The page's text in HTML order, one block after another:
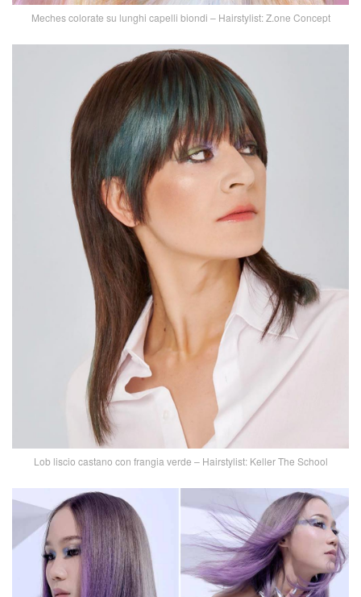
Meches colorate su lunghi capelli biondi – Hairstylist: Z.one Concept
Lob liscio castano con frangia verde – Hairstylist: Keller The School